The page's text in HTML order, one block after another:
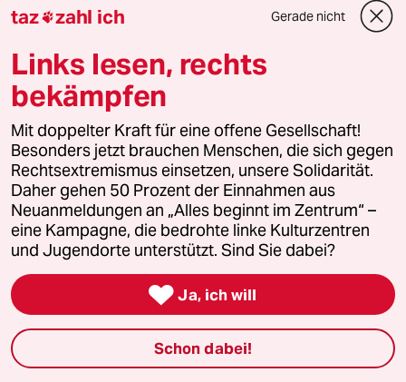
12.04.2024
Sehe ich im wesentlichen genauso.
Die CDU nutzt die AfD als Werkzeug -- als
Abrissbirne, um an die Macht zu kommen.
Kann allerdings passieren, dass sie zum Opfer
ihres eigenen Werkzeugs wird -- ein wenig, wie
in der Golem-Geschichte.
Lowandorder
@tomás zerolo:
Liggers und es gilt “ Wer mit dem 👿
Suppe essen will - braucht halt nen
langen 🥄 ! Woll"
taz zahl ich Gerade nicht
Links lesen, rechts
bekämpfen
Mit doppelter Kraft für eine offene Gesellschaft!
Besonders jetzt brauchen Menschen, die sich gegen
Rechtsextremismus einsetzen, unsere Solidarität.
Daher gehen 50 Prozent der Einnahmen aus
Neuanmeldungen an „Alles beginnt im Zentrum“ –
eine Kampagne, die bedrohte linke Kulturzentren
und Jugendorte unterstützt. Sind Sie dabei?
 Ja, ich will
Schon dabei!